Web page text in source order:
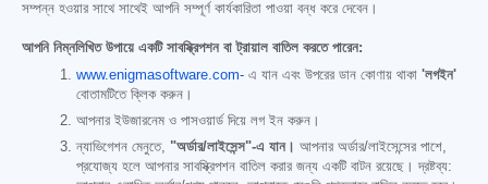
সম্পন্ন হওয়ার সাথে সাথেই আপনি সম্পূর্ণ কার্যকারিতা পাওয়া বন্ধ করে দেবেন।
আপনি নিম্নলিখিত উপায়ে একটি সাবস্ক্রিপশন বা ট্রায়াল বাতিল করতে পারেন:
www.enigmasoftware.com- এ যান এবং উপরের ডান কোণায় থাকা 'লগইন'
বোতামটিতে ক্লিক করুন।
আপনার ইউজারনেম ও পাসওয়ার্ড দিয়ে লগ ইন করুন।
ন্যাভিগেশন মেনুতে, "অর্ডার/লাইসেন্স"-এ যান। আপনার অর্ডার/লাইসেন্সের পাশে,
প্রযোজ্য হলে আপনার সাবস্ক্রিপশন বাতিল করার জন্য একটি বাটন রয়েছে। দ্রষ্টব্য: